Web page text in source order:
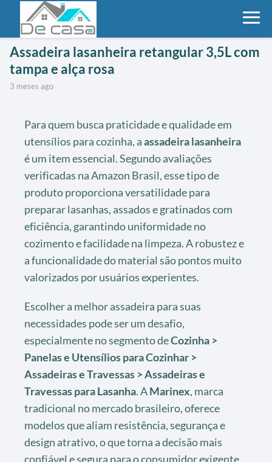
Assadeira lasanheira retangular 3,5L com
tampa e alça rosa
3 meses ago
Para quem busca praticidade e qualidade em
utensílios para cozinha, aassadeira lasanheira
é um item essencial. Segundo avaliações
verificadas na Amazon Brasil, esse tipo de
produto proporciona versatilidade para
preparar lasanhas, assados e gratinados com
eficiência, garantindo uniformidade no
cozimento e facilidade na limpeza. A robustez e
a funcionalidade do material são pontos muito
valorizados por usuários experientes.
Escolher a melhor assadeira para suas
necessidades pode ser um desafio,
especialmente no segmento deCozinha >
Panelas e Utensílios para Cozinhar >
Assadeiras e Travessas > Assadeiras e
Travessas para Lasanha. AMarinex, marca
tradicional no mercado brasileiro, oferece
modelos que aliam resistência, segurança e
design atrativo, o que torna a decisão mais
confiável e segura para o consumidor exigente,